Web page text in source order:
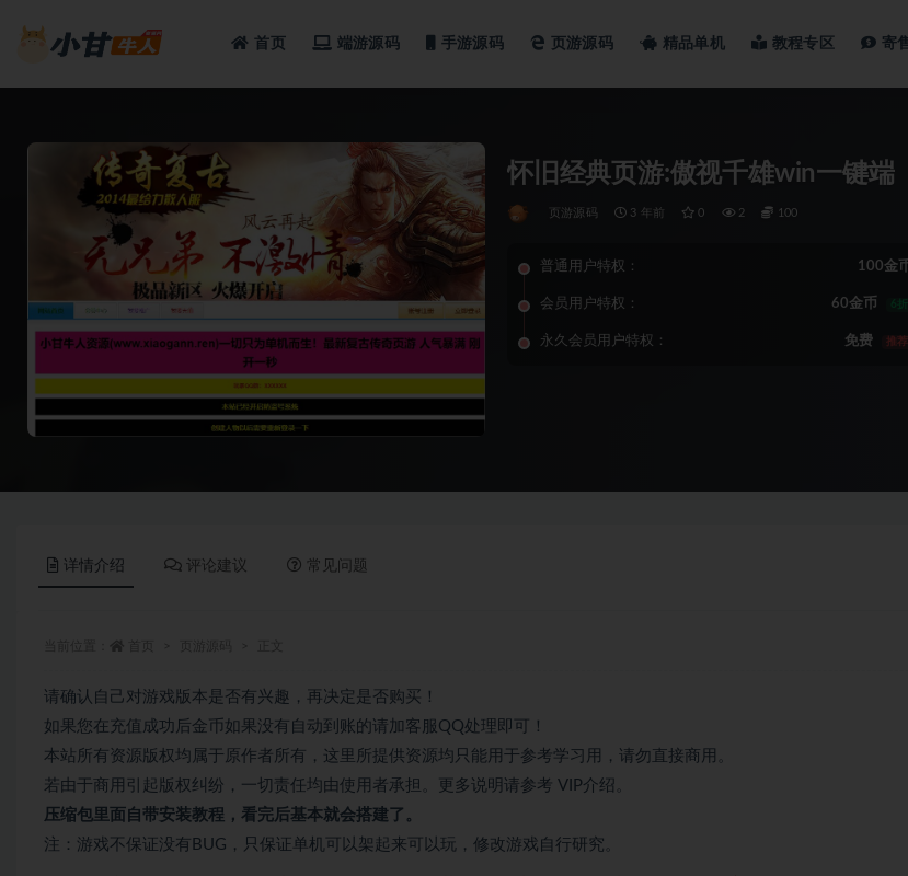
首页 端游源码 手游源码 页游源码 精品单机 教程专区 寄
怀旧经典页游:傲视千雄win一键端
页游源码 3 年前 0 2 100
普通用户特权： 100金
会员用户特权： 60金币 6折
永久会员用户特权： 免费 推荐
详情介绍 评论建议 常见问题
请确认自己对游戏版本是否有兴趣，再决定是否购买！
如果您在充值成功后金币如果没有自动到账的请加客服QQ处理即可！
本站所有资源版权均属于原作者所有，这里所提供资源均只能用于参考学习用，请勿直接商用。
若由于商用引起版权纠纷，一切责任均由使用者承担。更多说明请参考 VIP介绍。
压缩包里面自带安装教程，看完后基本就会搭建了。
注：游戏不保证没有BUG，只保证单机可以架起来可以玩，修改游戏自行研究。